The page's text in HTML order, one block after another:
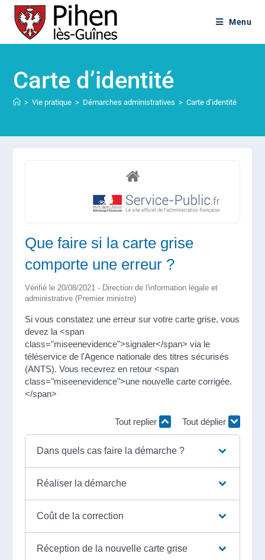
Menu
Carte d’identité
> Vie pratique > Démarches administratives > Carte d’identité
Que faire si la carte grise
comporte une erreur ?
Vérifié le 20/08/2021 - Direction de l'information légale et
administrative (Premier ministre)
Si vous constatez une erreur sur votre carte grise, vous
devez la <span
class="miseenevidence">signaler</span> via le
téléservice de l'Agence nationale des titres sécurisés
(ANTS). Vous recevrez en retour <span
class="miseenevidence">une nouvelle carte corrigée.
</span>
Tout replier Tout déplier
Dans quels cas faire la démarche ?
Réaliser la démarche
Coût de la correction
Réception de la nouvelle carte grise